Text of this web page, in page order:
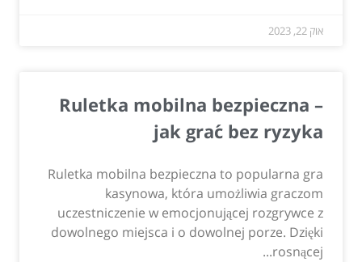
אוק 22, 2023
Ruletka mobilna bezpieczna –
jak grać bez ryzyka
Ruletka mobilna bezpieczna to popularna gra
kasynowa, która umożliwia graczom
uczestniczenie w emocjonującej rozgrywce z
dowolnego miejsca i o dowolnej porze. Dzięki
rosnącej...